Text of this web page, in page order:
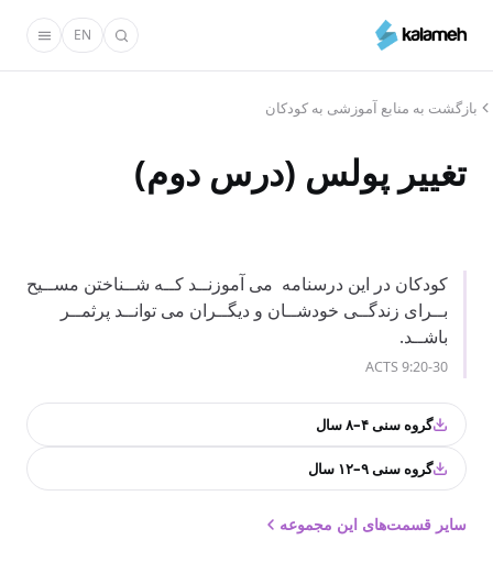
محتوای
EN
بازگشت به منابع آموزشی به کودکان
تغییر پولس (درس دوم)
کودکان در این درسنامه می آموزنــد کــه شــناختن مســیح
بــرای زندگــی خودشــان و دیگــران می توانــد پرثمــر
باشــد.
ACTS 9:20-30
گروه سنی ۴–۸ سال
گروه سنی ۹–۱۲ سال
سایر قسمت‌های این مجموعه